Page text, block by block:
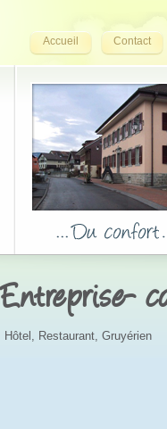
Accueil Contact
Entreprise-
Hôtel, Restaurant, Gruyérien